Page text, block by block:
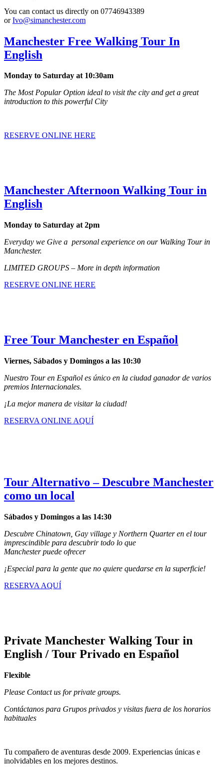
You can contact us directly on 07746943389
orIvo@simanchester.com
Manchester Free Walking Tour In
English
Monday to Saturday at 10:30am
The Most Popular Option ideal to visit the city and get a great
introduction to this powerful City
RESERVE ONLINE HERE
Manchester Afternoon Walking Tour in
English
Monday to Saturday at 2pm
Everyday we Give a personal experience on our Walking Tour in
Manchester.
LIMITED GROUPS – More in depth information
RESERVE ONLINE HERE
Free Tour Manchester en Español
Viernes, Sábados y Domingos a las 10:30
Nuestro Tour en Español es único en la ciudad ganador de varios
premios Internacionales.
¡La mejor manera de visitar la ciudad!
RESERVA ONLINE AQUÍ
Tour Alternativo – Descubre Manchester
como un local
Sábados y Domingos a las 14:30
Descubre Chinatown, Gay village y Northern Quarter en el tour
imprescindible para descubrir todo lo que
Manchester puede ofrecer
¡Especial para la gente que no quiere quedarse en la superficie!
RESERVA AQUÍ
Private Manchester Walking Tour in
English / Tour Privado en Español
Flexible
Please Contact us for private groups.
Contáctanos para Grupos privados y visitas fuera de los horarios
habituales
Tu compañero de aventuras desde 2009. Experiencias únicas e
inolvidables en los mejores destinos.